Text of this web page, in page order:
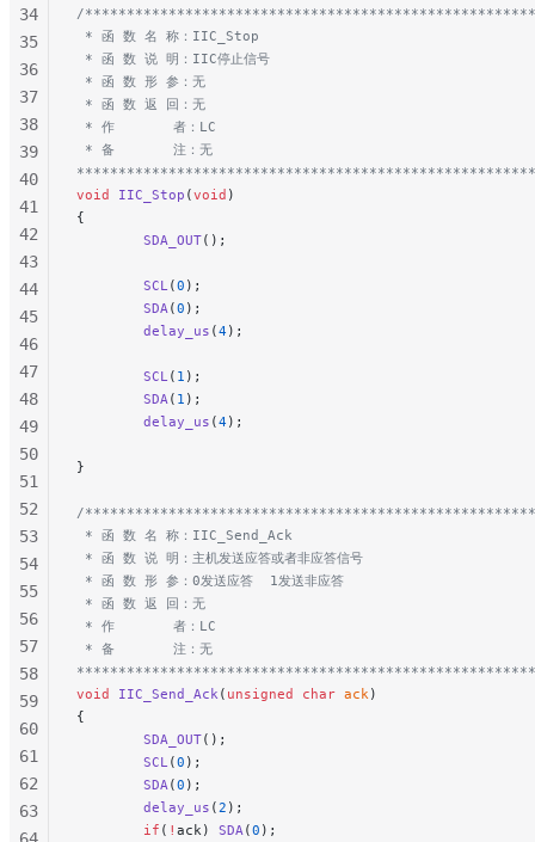
/
* 函 数 名 称：IIC_Stop
* 函 数 说 明：IIC停止信号
* 函 数 形 参：无
* 函 数 返 回：无
* 作       者：LC
* 备       注：无
void IIC_Stop (void )
{
        SDA_OUT
();
        SCL
(0 );
        SDA
(0 );
        delay_us
(4);
        SCL
( 1 );
        SDA
( 1 );
        delay_us
(4);
}
/
* 函 数 名 称：IIC_Send_Ack
* 函 数 说 明：主机发送应答或者非应答信号
* 函 数 形 参：0发送应答  1发送非应答
* 函 数 返 回：无
* 作       者：LC
* 备       注：无
void IIC_Send_Ack ( unsigned char ack )
{
        SDA_OUT
();
        SCL
(0 );
        SDA
(0 );
        delay_us
(2 );
        if
( ! ack) SDA (0 );
34
35
36
37
38
39
40
41
42
43
44
45
46
47
48
49
50
51
52
53
54
55
56
57
58
59
60
61
62
63
64